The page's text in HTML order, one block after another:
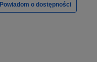
Powiadom o dostępności